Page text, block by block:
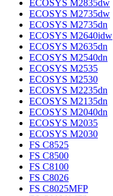
ECOSYS M2835dw
ECOSYS M2735dw
ECOSYS M2735dn
ECOSYS M2640idw
ECOSYS M2635dn
ECOSYS M2540dn
ECOSYS M2535
ECOSYS M2530
ECOSYS M2235dn
ECOSYS M2135dn
ECOSYS M2040dn
ECOSYS M2035
ECOSYS M2030
FS C8525
FS C8500
FS C8100
FS C8026
FS C8025MFP